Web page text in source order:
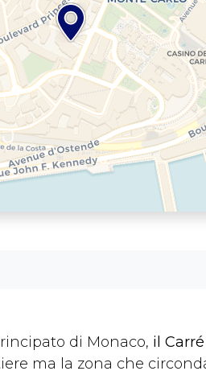
di Monaco, il
ma la zona che